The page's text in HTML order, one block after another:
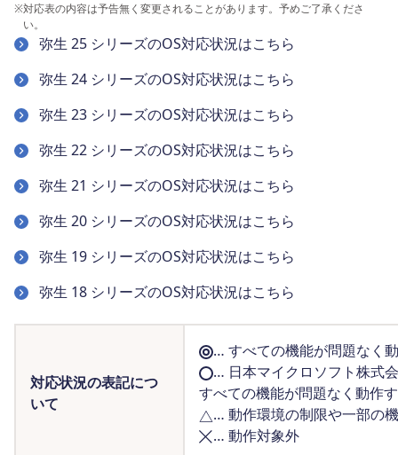
※対応表の内容は予告無く変更されることがあります。予めご了承くださ
い。
弥生 25 シリーズのOS対応状況はこちら
弥生 24 シリーズのOS対応状況はこちら
弥生 23 シリーズのOS対応状況はこちら
弥生 22 シリーズのOS対応状況はこちら
弥生 21 シリーズのOS対応状況はこちら
弥生 20 シリーズのOS対応状況はこちら
弥生 19 シリーズのOS対応状況はこちら
弥生 18 シリーズのOS対応状況はこちら
対応状況の表記につ
いて
… すべての機能が問題なく
… 日本マイクロソフト株式
すべての機能が問題なく動作
… 動作環境の制限や一部の
… 動作対象外